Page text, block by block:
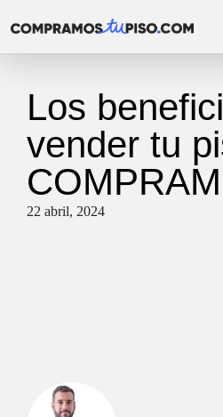
Los
vender tu
22 abril, 2024